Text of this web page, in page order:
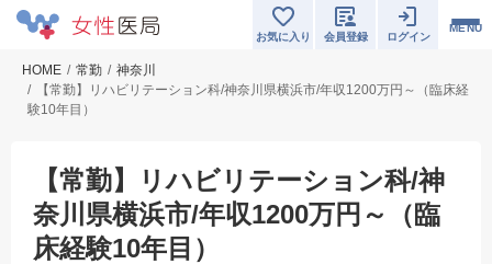
MENU
お気に入り 会員登録 ログイン
HOME 常勤
神奈川
【常勤】リハビリテーション科/神奈川県横浜市/年収1200万円～（臨床経
験10年目）
【常勤】リハビリテーション科/神
奈川県横浜市/年収1200万円～（臨
床経験10年目）